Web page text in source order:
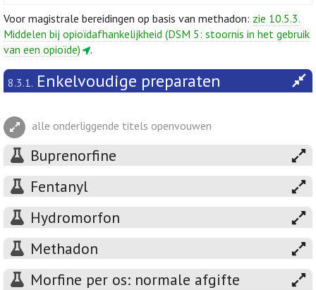
Voor magistrale bereidingen op basis van methadon: zie 10.5.3.
Middelen bij opioïdafhankelijkheid (DSM 5: stoornis in het gebruik
van een opioïde)
.
8.3.1. Enkelvoudige preparaten
alle onderliggende titels openvouwen
Buprenorfine
Fentanyl
Hydromorfon
Methadon
Morfine per os: normale afgifte